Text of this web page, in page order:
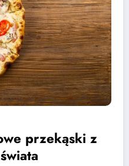
przekąski z